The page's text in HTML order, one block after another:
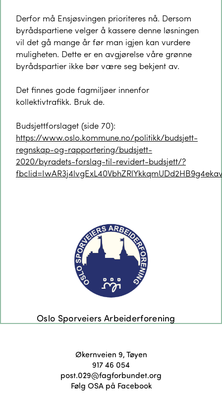
Derfor må Ensjøsvingen prioriteres nå. Dersom
byrådspartiene velger å kassere denne løsningen
vil det gå mange år før man igjen kan vurdere
muligheten. Dette er en avgjørelse våre grønne
byrådspartier ikke bør være seg bekjent av.
Det finnes gode fagmiljøer innenfor
kollektivtrafikk. Bruk de.
Budsjettforslaget (side 70):
https://www.oslo.kommune.no/politikk/budsjett-
regnskap-og-rapportering/budsjett-
2020/byradets-forslag-til-revidert-budsjett/?
Økernveien 9, Tøyen
917 46 054
post.029@fagforbundet.org
Følg OSA på Facebook